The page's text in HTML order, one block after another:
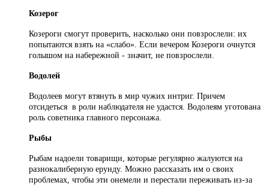
Козерог
Козероги смогут проверить, насколько они повзрослели: их
попытаются взять на «слабо». Если вечером Козероги очнутся
голышом на набережной - значит, не повзрослели.
Водолей
Водолеев могут втянуть в мир чужих интриг. Причем
отсидеться в роли наблюдателя не удастся. Водолеям уготована
роль советника главного персонажа.
Рыбы
Рыбам надоели товарищи, которые регулярно жалуются на
разнокалиберную ерунду. Можно рассказать им о своих
проблемах, чтобы эти онемели и перестали переживать из-за